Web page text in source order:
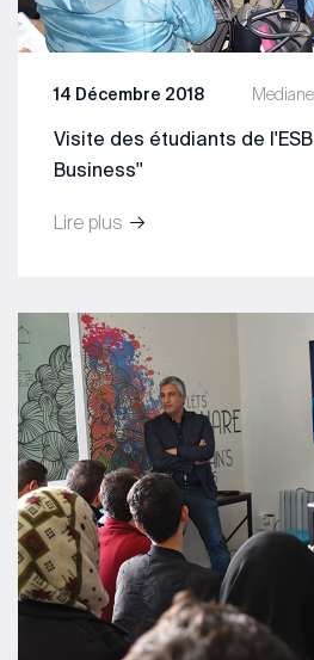
14 Décembre 2018
Visite des étudiants de
Business''
Lire plus